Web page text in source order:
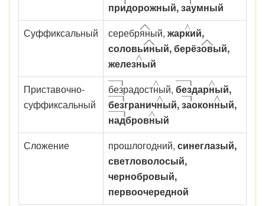
придорожный,заумный
Суффиксальный
серебряный, жаркий,
соловьиный, берёзовый,
железный
Приставочно-
суффиксальный
безрадостный, бездарный,
безграничный,заоконный,
надбровный
Сложение
прошлогодний, синеглазый,
светловолосый,
чернобровый,
первоочередной